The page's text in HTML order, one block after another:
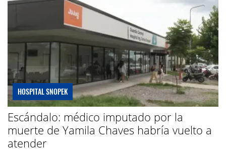
HOSPITAL SNOPEK
Escándalo: médico imputado por la
muerte de Yamila Chaves habría vuelto a
atender